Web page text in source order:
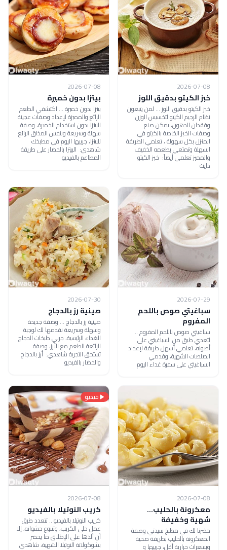
2026-07-08
خبز الكيتو بدقيق اللوز
خبز الكيتو بدقيق اللوز ... لمن يتبعون
نظام الرجيم الكيتو لتخسيس الوزن
وفقدان الدهون، يمكن صنع
وصفات الخبز الخاصة بالكيتو في
المنزل بكل سهولة ، تعلمي الطريقة
السهلة وتمتعي بطعمه الخفيف
والمميز تعلمي أيضاً: خبز الكيتو
دايت
2026-07-08
بيتزا بدون خميرة
بيتزا بدون خميرة ... اكتشفي الطعم
الرائع والمميزة لإعداد وصفات عجينة
البيتزا بدون استخدام الخميرة، وصفة
سهلة وسريعة وبنفس المذاق الرائع
للبيتزا، جربيها اليوم في مطبخك
شاهدي: البيتزا بالخضار على طريقة
المطاعم بالفيديو
2026-07-29
سباغيتي صوص باللحم
المفروم
سباغيتي صوص باللحم المفروم ..
لتعدي طبق من السباغيتي على
أصوله، تعلمي أسهل طريقة لإعداد
الصلصات الشهية، وقدمي
السباغيتي على سفرة غداء اليوم
2026-07-30
صينية رز بالدجاج
صينية رز بالدجاج ... وصفة جديدة
وسهلة وسريعة نقدمها لك لوجبة
الغداء الرئيسية، جربي طبخات الدجاج
الرائعة الطعم مع الأرز، وصفة
تستحق التجربة شاهدي: أرز بالدجاج
والخضار بالفيديو
2026-07-08
معكرونة بالحليب...
شهية وخفيفة
حضرنا لك في مطبخ سيدتي وصفة
المعكرونة بالحليب بطريقة صحية
وبسعرات حرارية أقل، جربيها و
فيديو
2026-07-08
كريب النوتيلا بالفيديو
كريب النوتيلا بالفيديو .. تتعدد طرق
عمل حلى الكريب، وتتنوع حشواته، إلا
أن ألذها على الإطلاق ما يحضر
بشوكولاتة النوتيلا الشهية، شاهدي